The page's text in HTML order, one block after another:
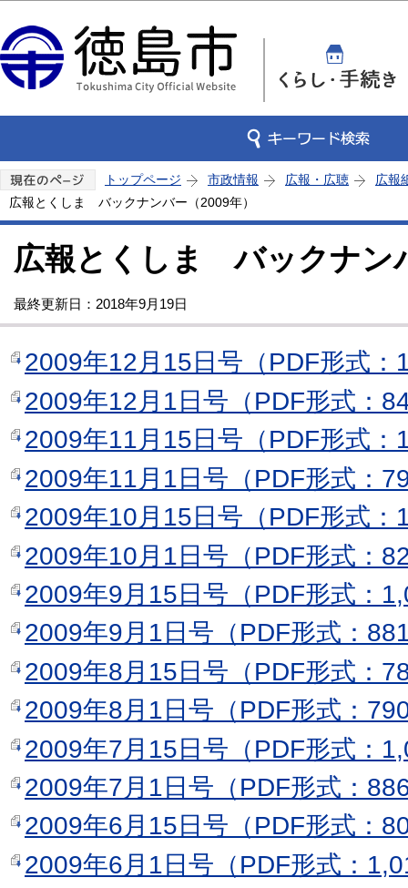
トップページ 市政情報 広報・広聴
広報
広報とくしま バックナンバー（2009年）
広報とくしま バックナン
最終更新日：2018年9月19日
2009年12月15日号（PDF形式：
2009年12月1日号（PDF形式：
2009年11月15日号（PDF形式：
2009年11月1日号（PDF形式：
2009年10月15日号（PDF形式：
2009年10月1日号（PDF形式：
2009年9月15日号（PDF形式：
2009年9月1日号（PDF形式：
2009年8月15日号（PDF形式：
2009年8月1日号（PDF形式：
2009年7月15日号（PDF形式：
2009年7月1日号（PDF形式：
2009年6月15日号（PDF形式：
2009年6月1日号（PDF形式：